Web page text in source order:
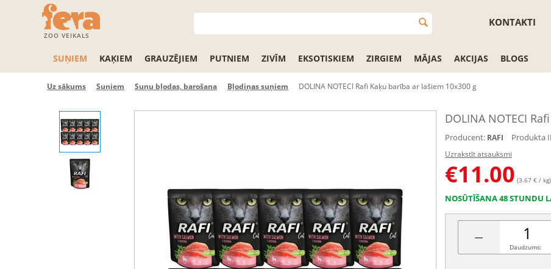
ZOO VEIKALS
KONTAKTI
SUŅIEM KAĶIEM GRAUZĒJIEM PUTNIEM ZIVĪM EKSOTISKIEM ZIRGIEM MĀJAS AKCIJAS BLOGS
Uz sākums Suņiem Suņu bļodas, barošana Bļodiņas suņiem DOLINA NOTECI Rafi Kaķu barība ar lašiem 10x300 g
DOLINA NOTECI
Producent: RAFI Produkta
Uzrakstīt atsauksmi
€11.00 (3.67 € / kg)
NOSŪTĪŠANA 48 STUNDU
− Daudzums: